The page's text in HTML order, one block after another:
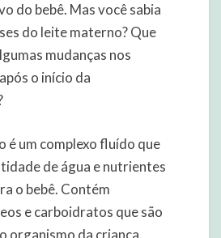
do bebê. Mas você sabia
do leite materno? Que
mudanças nos
o início da
é um complexo fluído que
de água e nutrientes
o bebê. Contém
e carboidratos que são
organismo da criança.